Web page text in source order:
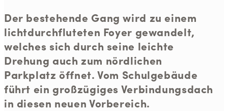
Der bestehende Gang wird zu einem
lichtdurchfluteten Foyer gewandelt,
welches sich durch seine leichte
Drehung auch zum nördlichen
Parkplatz öffnet. Vom Schulgebäude
führt ein großzügiges Verbindungsdach
in diesen neuen Vorbereich.